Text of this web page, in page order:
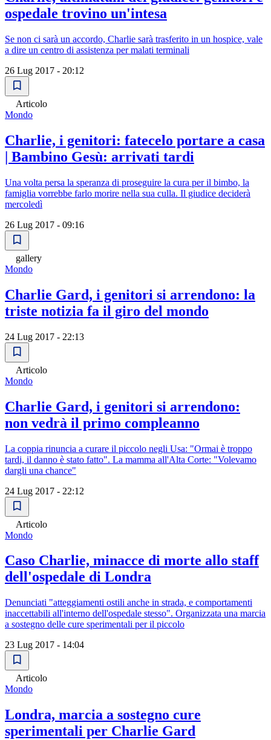
ospedale trovino un'intesa
Se non ci sarà un accordo, Charlie sarà trasferito in un hospice, vale
a dire un centro di assistenza per malati terminali
26 Lug 2017 - 20:12
Articolo
Mondo
Charlie, i genitori: fatecelo portare a casa
| Bambino Gesù: arrivati tardi
Una volta persa la speranza di proseguire la cura per il bimbo, la
famiglia vorrebbe farlo morire nella sua culla. Il giudice deciderà
mercoledì
26 Lug 2017 - 09:16
gallery
Mondo
Charlie Gard, i genitori si arrendono: la
triste notizia fa il giro del mondo
24 Lug 2017 - 22:13
Articolo
Mondo
Charlie Gard, i genitori si arrendono:
non vedrà il primo compleanno
La coppia rinuncia a curare il piccolo negli Usa: "Ormai è troppo
tardi, il danno è stato fatto". La mamma all'Alta Corte: "Volevamo
dargli una chance"
24 Lug 2017 - 22:12
Articolo
Mondo
Caso Charlie, minacce di morte allo staff
dell'ospedale di Londra
Denunciati "atteggiamenti ostili anche in strada, e comportamenti
inaccettabili all'interno dell'ospedale stesso". Organizzata una marcia
a sostegno delle cure sperimentali per il piccolo
23 Lug 2017 - 14:04
Articolo
Mondo
Londra, marcia a sostegno cure
sperimentali per Charlie Gard